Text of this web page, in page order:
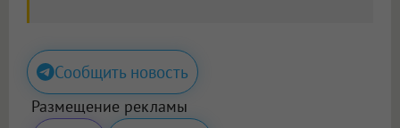
Сообщить новость
Размещение рекламы